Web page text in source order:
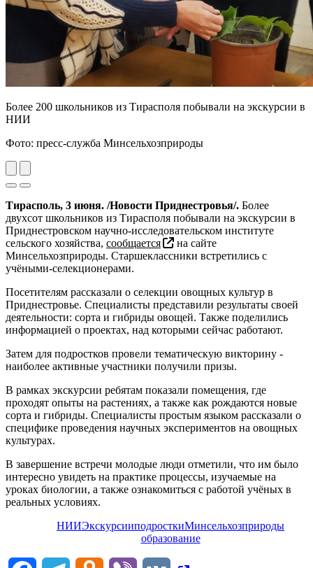
Более 200 школьников из Тирасполя побывали на экскурсии в
НИИ
Фото: пресс-служба Минсельхозприроды
Previous
Next
Тирасполь, 3 июня. /Новости Приднестровья/. Более
двухсот школьников из Тирасполя побывали на экскурсии в
Приднестровском научно-исследовательском институте
сельского хозяйства, сообщается
на сайте
Минсельхозприроды. Старшеклассники встретились с
учёными-селекционерами.
Посетителям рассказали о селекции овощных культур в
Приднестровье. Специалисты представили результаты своей
деятельности: сорта и гибриды овощей. Также поделились
информацией о проектах, над которыми сейчас работают.
Затем для подростков провели тематическую викторину -
наиболее активные участники получили призы.
В рамках экскурсии ребятам показали помещения, где
проходят опыты на растениях, а также как рождаются новые
сорта и гибриды. Специалисты простым языком рассказали о
специфике проведения научных экспериментов на овощных
культурах.
В завершение встречи молодые люди отметили, что им было
интересно увидеть на практике процессы, изучаемые на
уроках биологии, а также ознакомиться с работой учёных в
реальных условиях.
НИИЭкскурсииподросткиМинсельхозприроды
образование